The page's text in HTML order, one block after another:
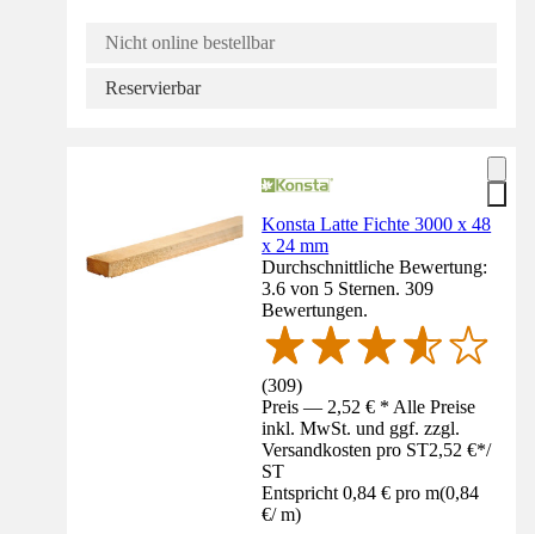
Nicht online bestellbar
Reservierbar
Konsta Latte Fichte 3000 x 48
x 24 mm
Durchschnittliche Bewertung:
3.6 von 5 Sternen. 309
Bewertungen.
(309)
Preis — 2,52 € * Alle Preise
inkl. MwSt. und ggf. zzgl.
Versandkosten pro ST2,52 €*/
ST
Entspricht 0,84 € pro m(0,84
€/ m)